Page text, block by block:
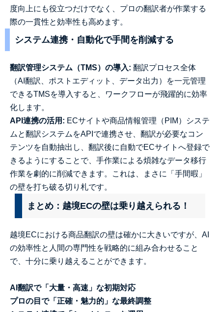
度向上にも役立つだけでなく、プロの翻訳者が作業する
際の一貫性と効率性も高めます。
システム連携・自動化で手間を削減する
翻訳管理システム（TMS）の導入: 翻訳プロセス全体
（AI翻訳、ポストエディット、データ出力）を一元管理
できるTMSを導入すると、ワークフローが飛躍的に効率
化します。
API連携の活用: ECサイトや商品情報管理（PIM）システ
ムと翻訳システムをAPIで連携させ、翻訳が必要なコン
テンツを自動抽出し、翻訳後に自動でECサイトへ登録で
きるようにすることで、手作業による煩雑なデータ移行
作業を劇的に削減できます。これは、まさに「手間暇」
の壁を打ち破る切り札です。
まとめ：越境ECの壁は乗り越えられる！
越境ECにおける商品翻訳の壁は確かに大きいですが、AI
の効率性と人間の専門性を戦略的に組み合わせること
で、十分に乗り越えることができます。
AI翻訳で「大量・高速」な初期対応
プロの目で「正確・魅力的」な最終調整